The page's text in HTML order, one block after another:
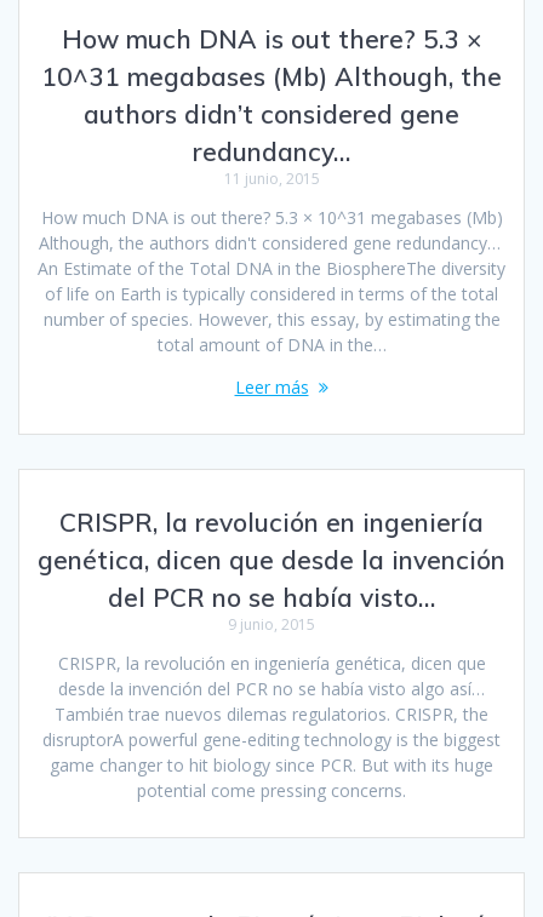
How much DNA is out there? 5.3 ×
10^31 megabases (Mb) Although, the
authors didn’t considered gene
redundancy…
11 junio, 2015
How much DNA is out there? 5.3 × 10^31 megabases (Mb)
Although, the authors didn't considered gene redundancy…
An Estimate of the Total DNA in the BiosphereThe diversity
of life on Earth is typically considered in terms of the total
number of species. However, this essay, by estimating the
total amount of DNA in the…
Leer más
CRISPR, la revolución en ingeniería
genética, dicen que desde la invención
del PCR no se había visto…
9 junio, 2015
CRISPR, la revolución en ingeniería genética, dicen que
desde la invención del PCR no se había visto algo así…
También trae nuevos dilemas regulatorios. CRISPR, the
disruptorA powerful gene-editing technology is the biggest
game changer to hit biology since PCR. But with its huge
potential come pressing concerns.